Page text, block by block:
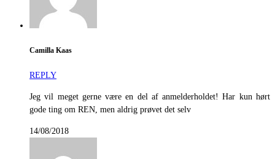
Camilla Kaas
REPLY
Jeg vil meget gerne være en del af anmelderholdet! Har kun hørt
gode ting om REN, men aldrig prøvet det selv
14/08/2018